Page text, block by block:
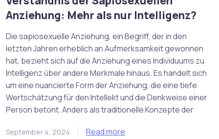
Anziehung: Mehr als nur Intelligenz?
Die sapiosexuelle Anziehung, ein Begriff, der in den
letzten Jahren erheblich an Aufmerksamkeit gewonnen
hat, bezieht sich auf die Anziehung eines Individuums zu
Intelligenz über andere Merkmale hinaus. Es handelt sich
um eine nuancierte Form der Anziehung, die eine tiefe
Wertschätzung für den Intellekt und die Denkweise einer
Person betont. Anders als traditionelle Konzepte der
September 4, 2024 Read more